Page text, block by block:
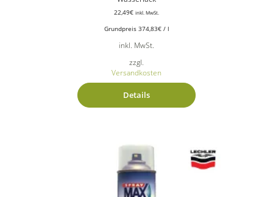
22,49€ inkl. MwSt.
Grundpreis 374,83€/ l
inkl. MwSt.
zzgl.
Versandkosten
Details